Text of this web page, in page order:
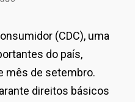
(CDC), uma
do país,
mês de setembro.
direitos básicos